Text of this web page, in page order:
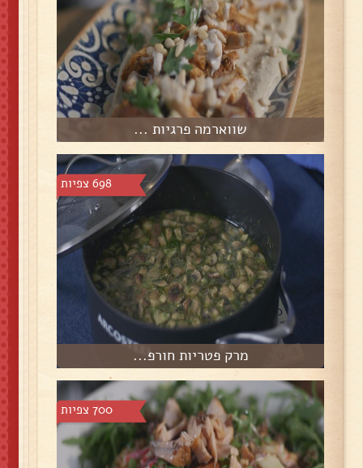
שווארמה פרגיות ...
698 צפיות
מרק פטריות חורפ...
700 צפיות